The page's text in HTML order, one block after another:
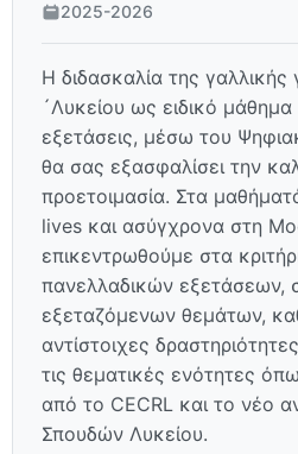
2025-2026
Η διδασκαλία της
´Λυκείου ως ειδικό μάθημα
εξετάσεις, μέσω του
θα σας εξασφαλίσει την
προετοιμασία. Στα
lives και ασύγχρονα στη
επικεντρωθούμε στα
πανελλαδικών εξετάσεων,
εξεταζόμενων θεμάτων,
αντίστοιχες
τις θεματικές ενότητες
από το CECRL και το νέο
Σπουδών Λυκείου.